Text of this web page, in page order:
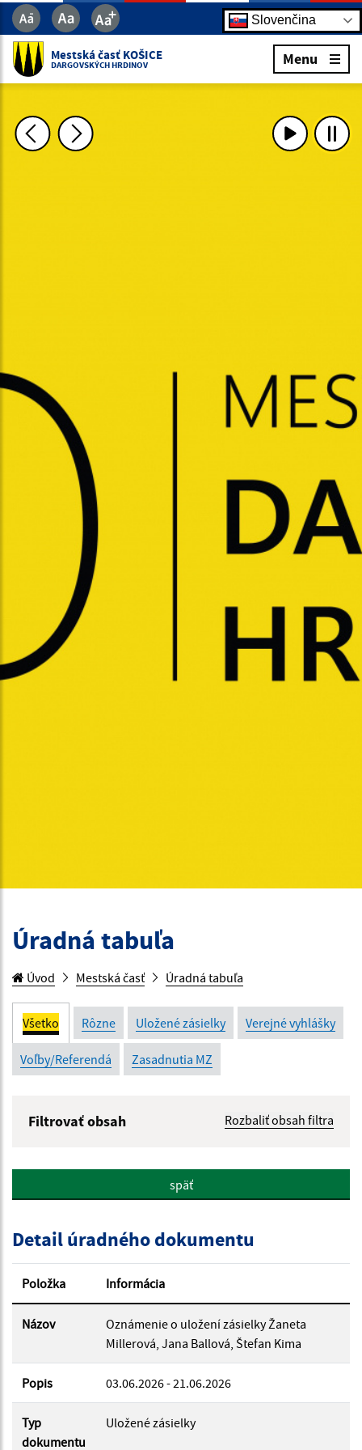
Slovenčina
Mestská časť KOŠICE
DARGOVSKÝCH HRDINOV Menu
Úradná tabuľa
Úvod Mestská časť Úradná tabuľa
Všetko Rôzne Uložené zásielky Verejné vyhlášky
Voľby/Referendá Zasadnutia MZ
Filtrovať obsah Rozbaliť obsah filtra
Popis:
Dátum zverejnenia od:
Dátum zverejnenia do:
Filtrovať
späť
Detail úradného dokumentu
Položka Informácia
Názov
Oznámenie o uložení zásielky Žaneta
Millerová, Jana Ballová, Štefan Kima
Popis 03.06.2026 - 21.06.2026
Typ
dokumentu
Uložené zásielky